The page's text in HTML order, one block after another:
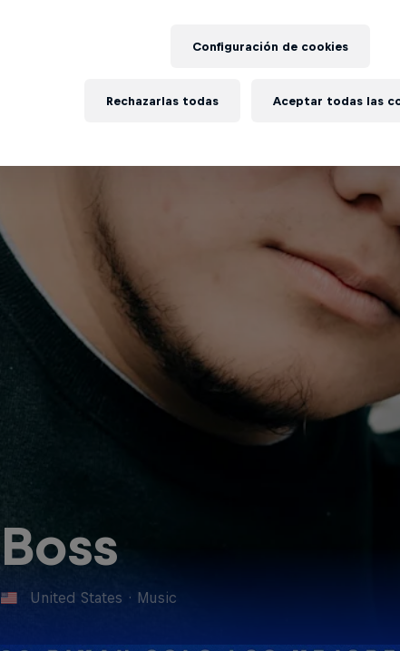
Boss
United States · Music
Configuración de cookies
Rechazarlas todas Aceptar todas las